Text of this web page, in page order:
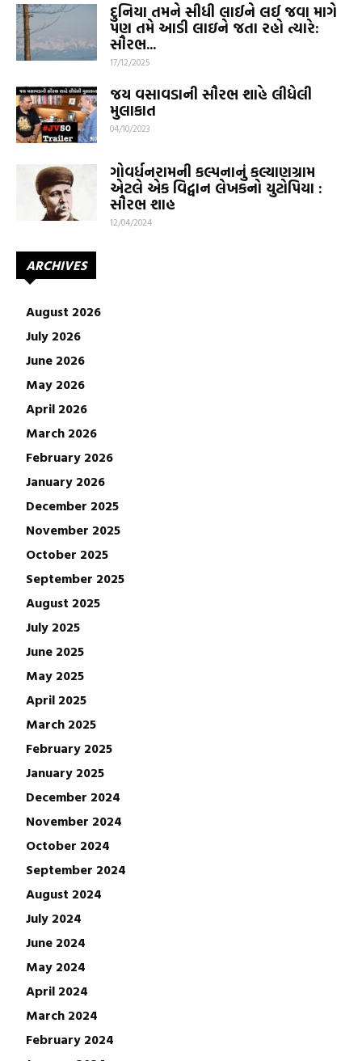
દુનિયા તમને સીધી લાઈને લઈ જવા માગે
પણ તમે આડી લાઇને જતા રહો ત્યારે:
સૌરભ...
17/12/2025
જય વસાવડાની સૌરભ શાહે લીધેલી
મુલાકાત
04/10/2023
ગોવર્ધનરામની કલ્પનાનું કલ્યાણગ્રામ
એટલે એક વિદ્વાન લેખકનો યુટોપિયા :
સૌરભ શાહ
12/04/2024
ARCHIVES
August 2026
July 2026
June 2026
May 2026
April 2026
March 2026
February 2026
January 2026
December 2025
November 2025
October 2025
September 2025
August 2025
July 2025
June 2025
May 2025
April 2025
March 2025
February 2025
January 2025
December 2024
November 2024
October 2024
September 2024
August 2024
July 2024
June 2024
May 2024
April 2024
March 2024
February 2024